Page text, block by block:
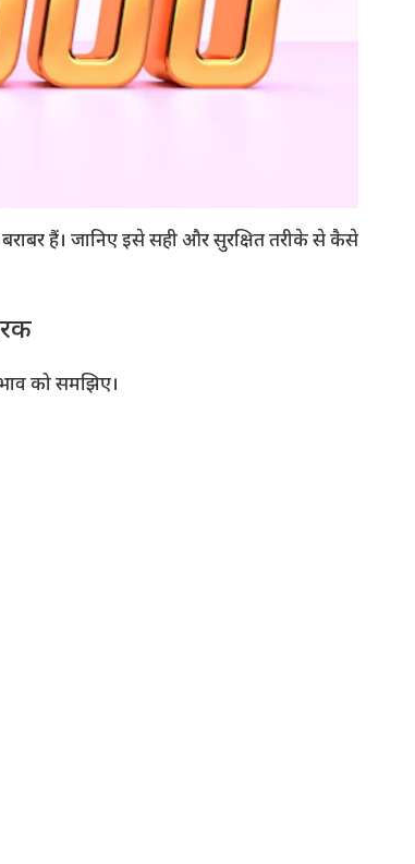
हैं। जानिए इसे सही और सुरक्षित तरीके से कैसे
को समझिए।